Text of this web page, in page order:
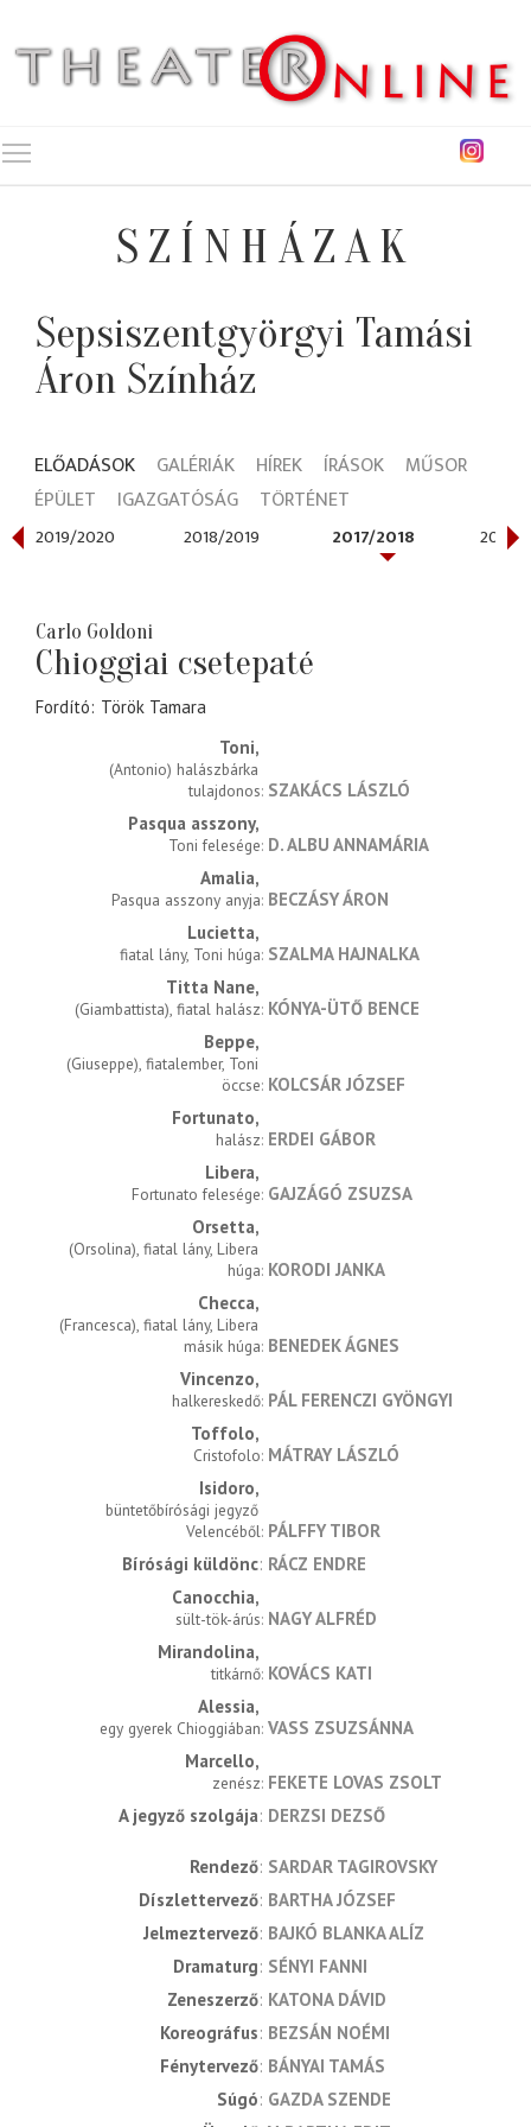
SZÍNHÁZAK
Sepsiszentgyörgyi Tamási
Áron Színház
ELŐADÁSOK GALÉRIÁK HÍREK ÍRÁSOK
MŰSOR
ÉPÜLET
IGAZGATÓSÁG TÖRTÉNET
2019/2020 2018/2019 2017/2018 2016/
Carlo Goldoni
Chioggiai csetepaté
Fordító Török Tamara
Toni
(Antonio) halászbárka
tulajdonos SZAKÁCS LÁSZLÓ
Pasqua asszony
Toni felesége D. ALBU ANNAMÁRIA
Amalia
Pasqua asszony anyja BECZÁSY ÁRON
Lucietta
fiatal lány, Toni húga SZALMA HAJNALKA
Titta Nane
(Giambattista), fiatal halász KÓNYA-ÜTŐ BENCE
Beppe
(Giuseppe), fiatalember, Toni
öccse KOLCSÁR JÓZSEF
Fortunato
halász ERDEI GÁBOR
Libera
Fortunato felesége GAJZÁGÓ ZSUZSA
Orsetta
(Orsolina), fiatal lány, Libera
húga KORODI JANKA
Checca
(Francesca), fiatal lány, Libera
másik húga BENEDEK ÁGNES
Vincenzo
halkereskedő PÁL FERENCZI GYÖNGYI
Toffolo
Cristofolo MÁTRAY LÁSZLÓ
Isidoro
büntetőbírósági jegyző
Velencéből PÁLFFY TIBOR
Bírósági küldönc RÁCZ ENDRE
Canocchia
sült-tök-árús NAGY ALFRÉD
Mirandolina
titkárnő KOVÁCS KATI
Alessia
egy gyerek Chioggiában VASS ZSUZSÁNNA
Marcello
zenész FEKETE LOVAS ZSOLT
A jegyző szolgája DERZSI DEZSŐ
rendező SARDAR TAGIROVSKY
díszlettervező BARTHA JÓZSEF
jelmeztervező BAJKÓ BLANKA ALÍZ
dramaturg SÉNYI FANNI
zeneszerző KATONA DÁVID
koreográfus BEZSÁN NOÉMI
fénytervező BÁNYAI TAMÁS
súgó GAZDA SZENDE